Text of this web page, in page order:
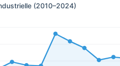
(2010–2024)